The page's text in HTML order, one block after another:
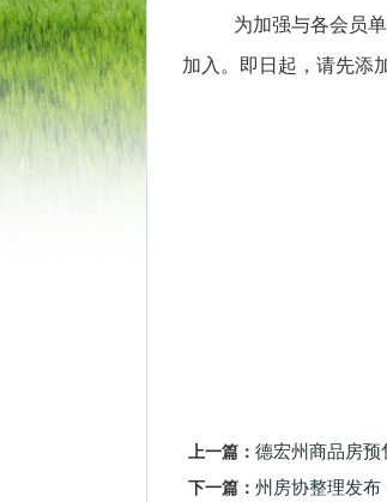
为加强与各会员
加入。即日起，请先添
上一篇： 德宏州商品房预
下一篇： 州房协整理发布